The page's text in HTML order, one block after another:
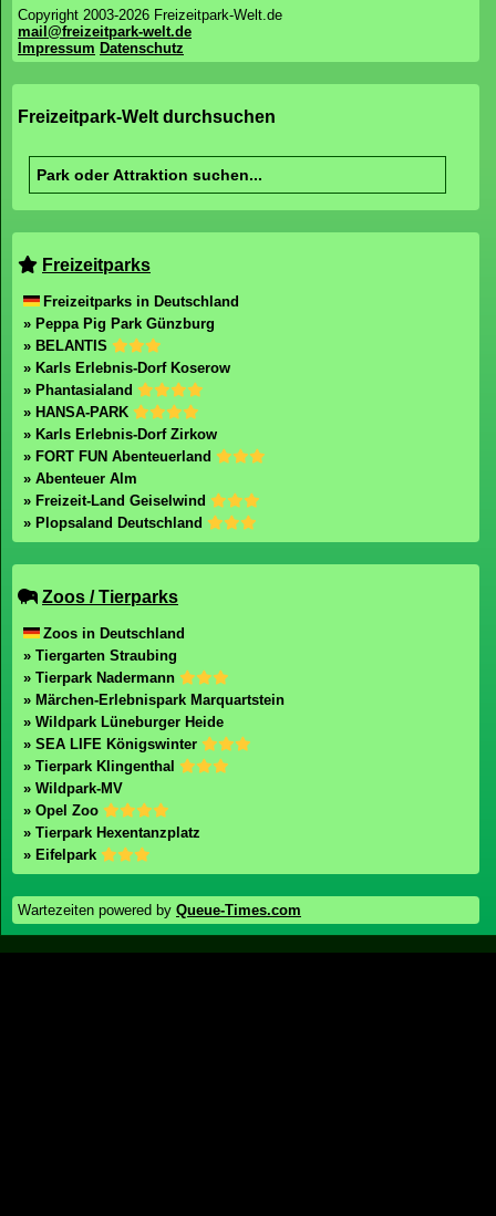
*Affiliate Link: Ihr unterstützt Freizeitpark-Welt.de, wenn ihr über diesen Link bestellt. Dadurch
entstehen euch keine Mehrkosten, wir erhalten durch euren Klick aber eine kleine Provision.
Vielen Dank.
Über Freizeitpark-Welt.de
Freizeitpark-Welt.de ist eines der größten deutschsprachigen
Leser tagesaktuell über Neuigkeiten aus den Parks.
Freizeitpark-Welt.de ist auch auf:
Copyright 2003-2026 Freizeitpark-Welt.de
mail@freizeitpark-welt.de
Impressum Datenschutz
Freizeitpark-Welt durchsuchen
Freizeitparks in Deutschland
» Peppa Pig Park Günzburg
» BELANTIS
» Karls Erlebnis-Dorf Koserow
» Phantasialand
» HANSA-PARK
» Karls Erlebnis-Dorf Zirkow
» FORT FUN Abenteuerland
» Abenteuer Alm
» Freizeit-Land Geiselwind
» Plopsaland Deutschland
Zoos in Deutschland
» Tiergarten Straubing